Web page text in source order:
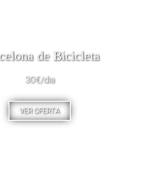
de Bicicleta
30€/dia
VER OFERTA